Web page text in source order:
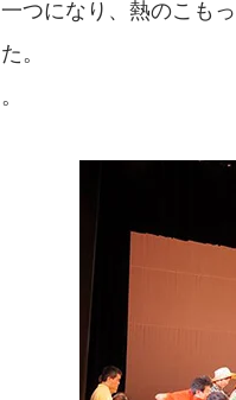
一つになり、熱のこも
た。
。